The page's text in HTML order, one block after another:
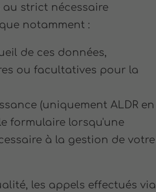
strict nécessaire
notamment :
de ces données,
ou facultatives pour la
(uniquement ALDR en
formulaire lorsqu'une
à la gestion de votre
les appels effectués via